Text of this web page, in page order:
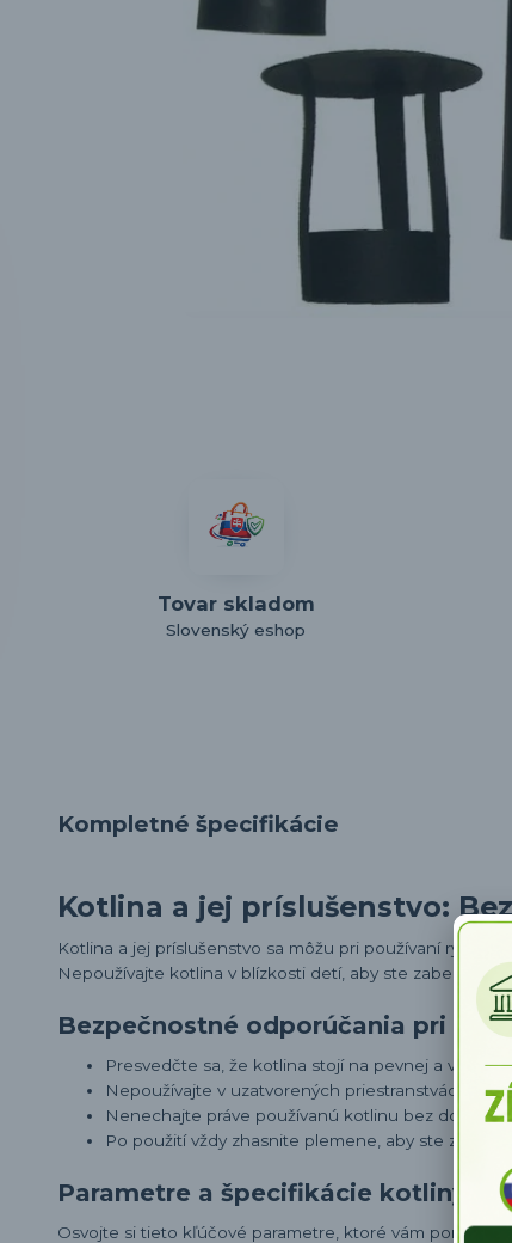
Tovar skladom
Slovenský eshop
Kompletné špecifikácie
Kotlina a jej príslušenstvo:
Kotlina a jej príslušenstvo sa môžu pri používaní rýchlo
Nepoužívajte kotlina v blízkosti detí, aby ste zabezpečili
Bezpečnostné odporúčania pri
Presvedčte sa, že kotlina stojí na pevnej a
Nepoužívajte v uzatvorených priestranstvách,
Nenechajte práve používanú kotlinu bez dozoru,
Po použití vždy zhasnite plemene, aby ste
Parametre a špecifikácie kotliny
Osvojte si tieto kľúčové parametre, ktoré vám pomôžu